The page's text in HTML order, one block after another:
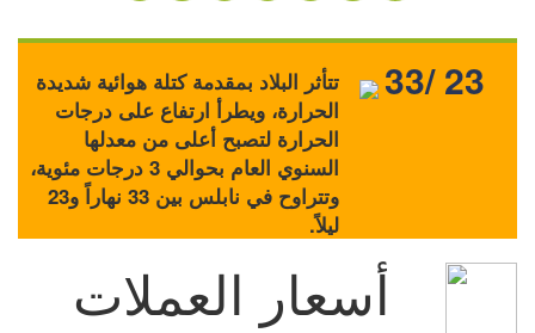
تتأثر البلاد بمقدمة كتلة هوائية شديدة
الحرارة، ويطرأ ارتفاع على درجات
الحرارة لتصبح أعلى من معدلها
السنوي العام بحوالي 3 درجات مئوية،
وتتراوح في نابلس بين 33 نهاراً و23
ليلاً.
33/ 23
أسعار العملات